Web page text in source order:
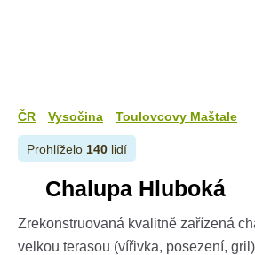
ČR Vysočina Toulovcovy Maštale
Prohlíželo 140 lidí
Chalupa Hluboká
Zrekonstruovaná kvalitně zařízená
velkou terasou (vířivka, posezení,